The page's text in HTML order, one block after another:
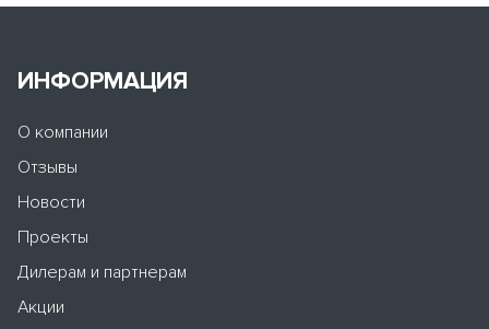
ИНФОРМАЦИЯ
О компании
Отзывы
Новости
Проекты
Дилерам и партнерам
Акции